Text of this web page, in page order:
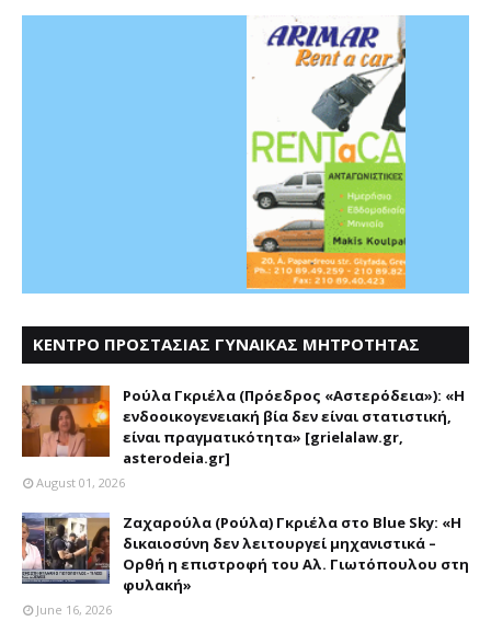
ΚΕΝΤΡΟ ΠΡΟΣΤΑΣΙΑΣ ΓΥΝΑΙΚΑΣ ΜΗΤΡΟΤΗΤΑΣ
Ρούλα Γκριέλα (Πρόεδρος «Αστερόδεια»): «Η
ενδοοικογενειακή βία δεν είναι στατιστική,
είναι πραγματικότητα» [grielalaw.gr,
asterodeia.gr]
August 01, 2026
Ζαχαρούλα (Ρούλα) Γκριέλα στο Blue Sky: «Η
δικαιοσύνη δεν λειτουργεί μηχανιστικά –
Ορθή η επιστροφή του Αλ. Γιωτόπουλου στη
φυλακή»
June 16, 2026